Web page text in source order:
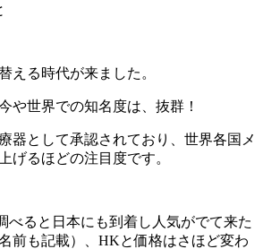
える時代が来ました。
世界での知名度は、抜群！
器として承認されており、世界各国メ
げるほどの注目度です。
ると日本にも到着し人気がでて来た
前も記載）、HKと価格はさほど変わ